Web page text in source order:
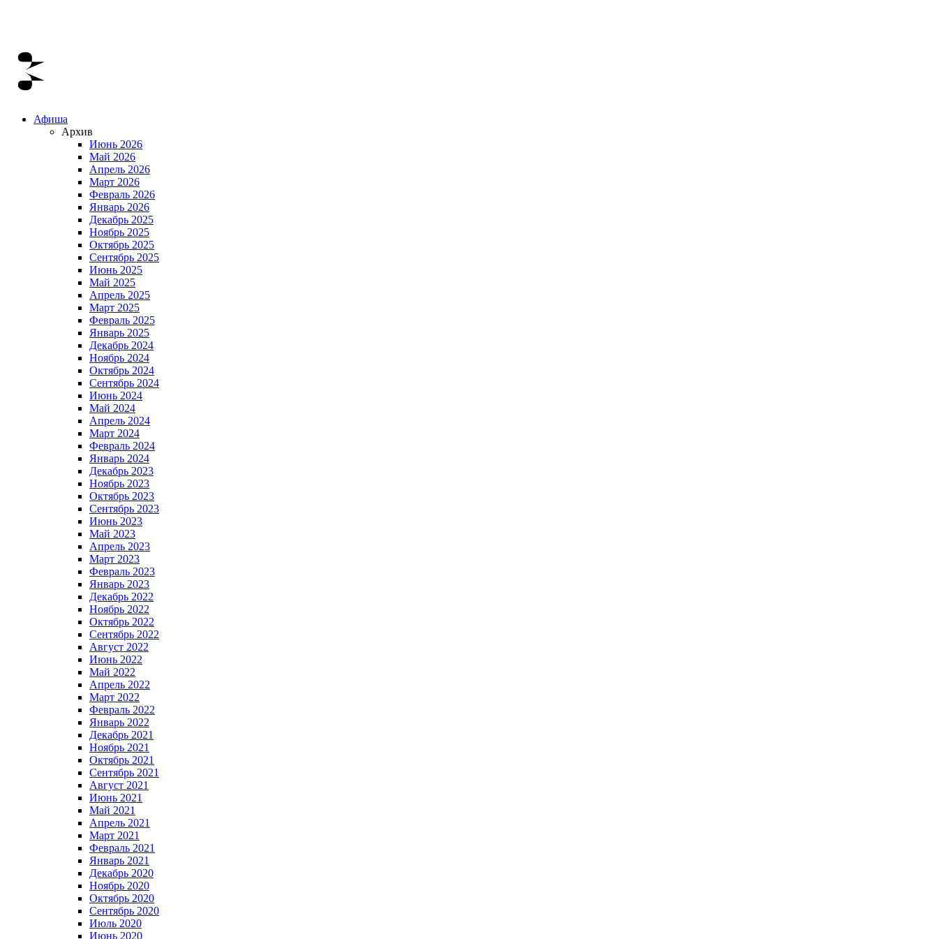
Афиша
Архив
Июнь 2026
Май 2026
Апрель 2026
Март 2026
Февраль 2026
Январь 2026
Декабрь 2025
Ноябрь 2025
Октябрь 2025
Сентябрь 2025
Июнь 2025
Май 2025
Апрель 2025
Март 2025
Февраль 2025
Январь 2025
Декабрь 2024
Ноябрь 2024
Октябрь 2024
Сентябрь 2024
Июнь 2024
Май 2024
Апрель 2024
Март 2024
Февраль 2024
Январь 2024
Декабрь 2023
Ноябрь 2023
Октябрь 2023
Сентябрь 2023
Июнь 2023
Май 2023
Апрель 2023
Март 2023
Февраль 2023
Январь 2023
Декабрь 2022
Ноябрь 2022
Октябрь 2022
Сентябрь 2022
Август 2022
Июнь 2022
Май 2022
Апрель 2022
Март 2022
Февраль 2022
Январь 2022
Декабрь 2021
Ноябрь 2021
Октябрь 2021
Сентябрь 2021
Август 2021
Июнь 2021
Май 2021
Апрель 2021
Март 2021
Февраль 2021
Январь 2021
Декабрь 2020
Ноябрь 2020
Октябрь 2020
Сентябрь 2020
Июль 2020
Июнь 2020